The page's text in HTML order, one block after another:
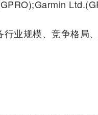
行业规模、竞争格局